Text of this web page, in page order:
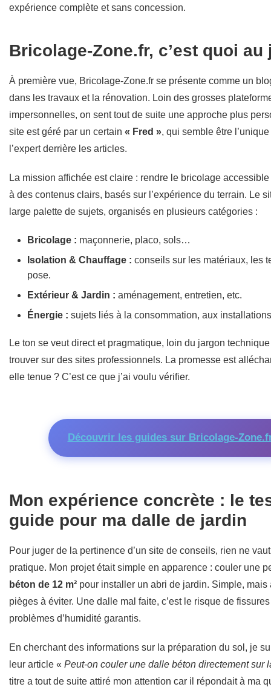
expérience complète et sans concession.
Bricolage-Zone.fr, c’est quoi au
À première vue, Bricolage-Zone.fr se présente comme un
dans les travaux et la rénovation. Loin des grosses
impersonnelles, on sent tout de suite une approche plus
site est géré par un certain « Fred », qui semble être
l’expert derrière les articles.
La mission affichée est claire : rendre le bricolage
à des contenus clairs, basés sur l’expérience du terrain. Le
large palette de sujets, organisés en plusieurs catégories :
Bricolage : maçonnerie, placo, sols…
Isolation & Chauffage : conseils sur les matériaux, les
pose.
Extérieur & Jardin : aménagement, entretien, etc.
Énergie : sujets liés à la consommation, aux
Le ton se veut direct et pragmatique, loin du jargon technique
trouver sur des sites professionnels. La promesse est
elle tenue ? C’est ce que j’ai voulu vérifier.
Découvrir les guides sur Bricolage-
Mon expérience concrète : le
guide pour ma dalle de jardin
Pour juger de la pertinence d’un site de conseils, rien ne
pratique. Mon projet était simple en apparence : couler une
béton de 12 m² pour installer un abri de jardin. Simple, mais
pièges à éviter. Une dalle mal faite, c’est le risque de
problèmes d’humidité garantis.
En cherchant des informations sur la préparation du sol, je
leur article « Peut-on couler une dalle béton directement sur
titre a tout de suite attiré mon attention car il répondait à ma